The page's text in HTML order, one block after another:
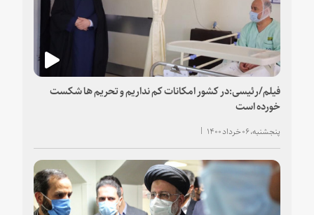
فیلم/رئیسی:در کشور امکانات کم نداریم و تحریم ها شکست
خورده است
پنجشنبه، ۰۶ خرداد ۱۴۰۰